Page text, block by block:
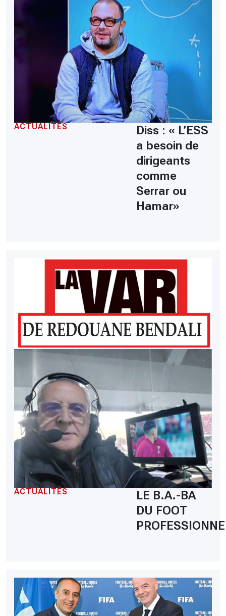
ACTUALITÉS
Diss : « L’ESS
a besoin de
dirigeants
comme
Serrar ou
Hamar»
ACTUALITÉS
LE B.A.-BA
DU FOOT